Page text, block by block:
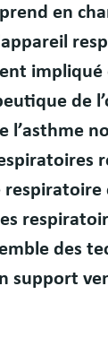
en
impliqué
de
l’asthme
respiratoire
des
support